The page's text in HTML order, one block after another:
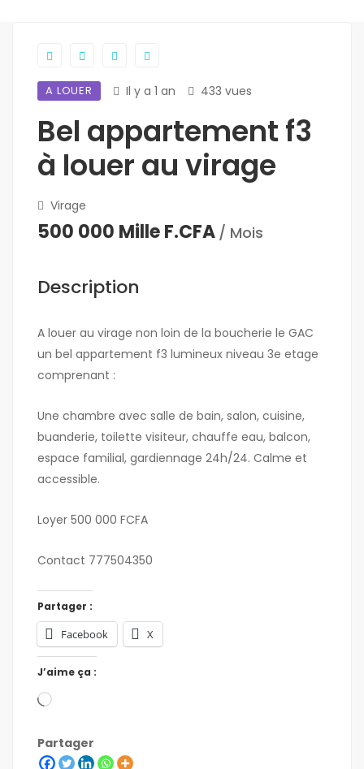
A LOUER Il y a 1 an 433 vues
Bel appartement f3
à louer au virage
Virage
500 000 Mille F.CFA / Mois
Description
A louer au virage non loin de la boucherie le GAC
un bel appartement f3 lumineux niveau 3e etage
comprenant :
Une chambre avec salle de bain, salon, cuisine,
buanderie, toilette visiteur, chauffe eau, balcon,
espace familial, gardiennage 24h/24. Calme et
accessible.
Loyer 500 000 FCFA
Contact 777504350
Partager :
Facebook X
J’aime ça :
Partager